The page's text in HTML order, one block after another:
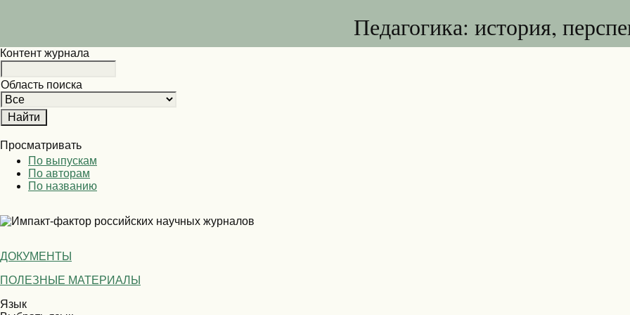
Педагогика: история,
Контент журнала
Область поиска
Просматривать
По выпускам
По авторам
По названию
ДОКУМЕНТЫ
ПОЛЕЗНЫЕ МАТЕРИАЛЫ
Язык